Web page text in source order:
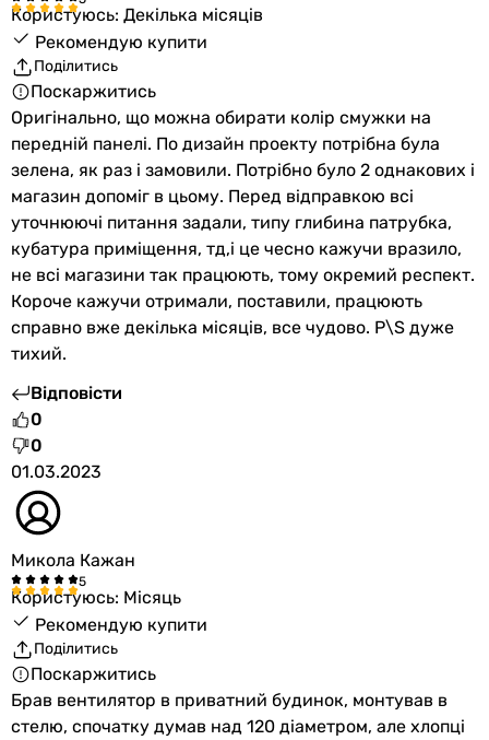
Користуюсь: Декілька місяців
Рекомендую купити
Поділитись
Поскаржитись
Оригінально, що можна обирати колір смужки на
передній панелі. По дизайн проекту потрібна була
зелена, як раз і замовили. Потрібно було 2 однакових і
магазин допоміг в цьому. Перед відправкою всі
уточнюючі питання задали, типу глибина патрубка,
кубатура приміщення, тд,і це чесно кажучи вразило,
не всі магазини так працюють, тому окремий респект.
Короче кажучи отримали, поставили, працюють
справно вже декілька місяців, все чудово. P\S дуже
тихий.
Відповісти
0
0
01.03.2023
Микола Кажан
Користуюсь: Місяць
Рекомендую купити
Поділитись
Поскаржитись
Брав вентилятор в приватний будинок, монтував в
стелю, спочатку думав над 120 діаметром, але хлопці